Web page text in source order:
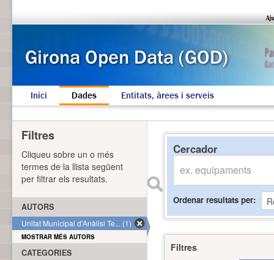
Inici Dades Entitats, àrees i serveis
Cercador
Ordenar resultats per
Filtres
Filtres
Cliqueu sobre un o més
termes de la llista següent
per filtrar els resultats.
AUTORS
Unitat Municipal d'Anàlisi Te... (1)
MOSTRAR MÉS AUTORS
CATEGORIES